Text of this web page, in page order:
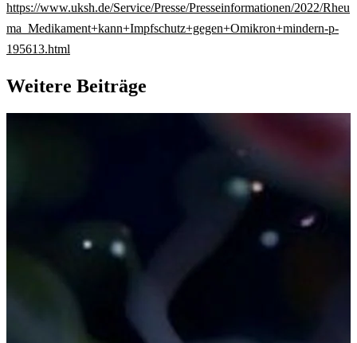
https://www.uksh.de/Service/Presse/Presseinformationen/2022/Rheu
ma_Medikament+kann+Impfschutz+gegen+Omikron+mindern-p-
195613.html
Weitere Beiträge